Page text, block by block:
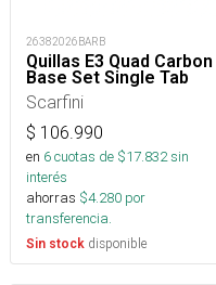
26382026BARB
Quillas E3 Quad Carbon
Base Set Single Tab
Scarfini
$ 106.990
en 6cuotas de $17.832sin
interés
ahorras $4.280 por
transferencia.
Sin stock disponible